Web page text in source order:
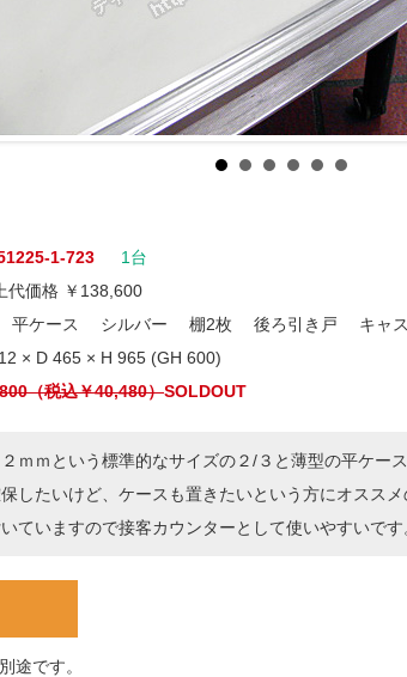
1-723
1台
代価格 ￥138,600
平ケース シルバー 棚2枚 後ろ引き戸 キャ
× D 465 × H 965 (GH 600)
（税込￥40,480）SOLDOUT
ｍｍという標準的なサイズの２/３と薄型の平ケース
したいけど、ケースも置きたいという方にオススメ
ていますので接客カウンターとして使いやすいです
途です。